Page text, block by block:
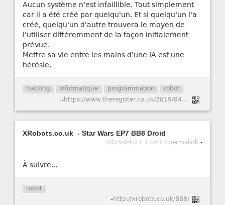
Aucun système n'est infaillible. Tout simplement
car il a été créé par quelqu'un. Et si quelqu'un l'a
créé, quelqu'un d'autre trouvera le moyen de
l'utiliser différemment de la façon initialement
prévue.
Mettre sa vie entre les mains d'une IA est une
hérésie.
hacking informatique programmation robot
- https://www.theregister.co.uk/2019/04/02/tencent_tesla_hacking/
XRobots.co.uk - Star Wars EP7 BB8 Droid
2015-04-21 13:51 - permalink -
À suivre...
robot
-http://xrobots.co.uk/BB8/